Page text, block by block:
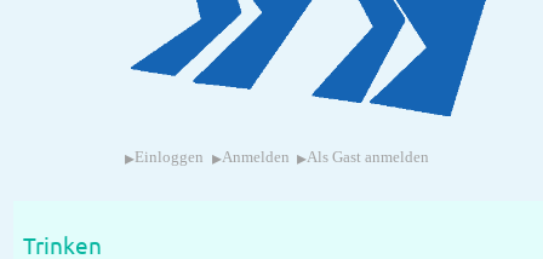
▸ Einloggen ▸Anmelden ▸Als Gast anmelden
Trinken